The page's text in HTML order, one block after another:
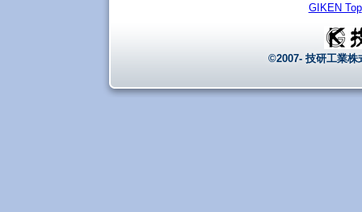
GIKEN Top
©2007- 技研工業